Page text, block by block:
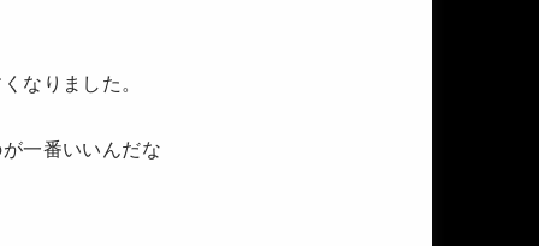
なりました。
一番いいんだな